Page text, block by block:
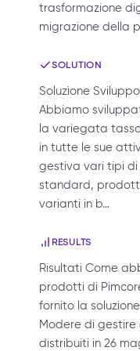
trasformazione
migrazione della
SOLUTION
Soluzione
Abbiamo
la variegata
in tutte le sue
gestiva vari tipi
standard,
varianti in b…
RESULTS
Risultati Come
prodotti di
fornito la
Modere di gestire
distribuiti in 26